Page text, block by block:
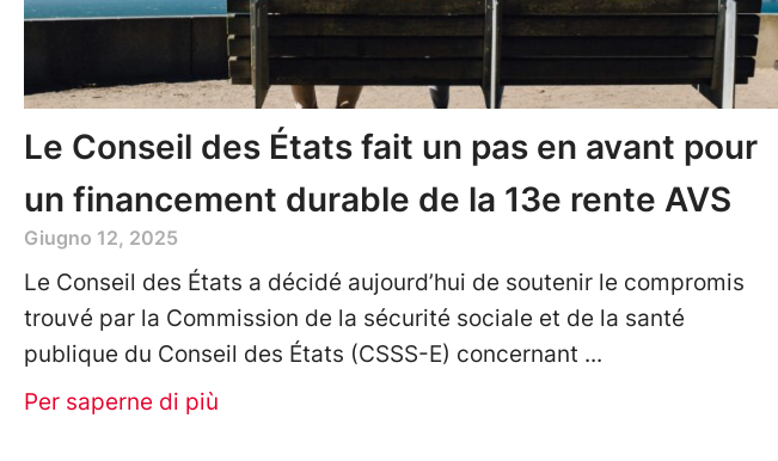
Le Conseil des États fait un pas en avant pour
un financement durable de la 13e rente AVS
Giugno 12, 2025
Le Conseil des États a décidé aujourd’hui de soutenir le compromis
trouvé par la Commission de la sécurité sociale et de la santé
publique du Conseil des États (CSSS-E) concernant
Per saperne di più